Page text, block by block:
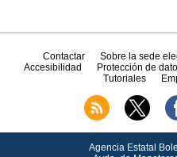
Contactar Sobre la sede
Accesibilidad
Protección de
Tutoriales
Agencia Estatal